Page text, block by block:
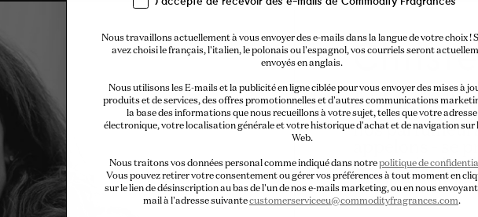
À l'instar d'un
ingrédients
nos
appelons - se
pour créer les
inspirés par
nom.
Nous travaillons actuellement à vous envoyer des e-mails dans la langue de votre choix !
avez choisi le français, l'italien, le polonais ou l'espagnol, vos courriels seront
envoyés en anglais.
Nous utilisons les E-mails et la publicité en ligne ciblée pour vous envoyer des mises à
produits et de services, des offres promotionnelles et d'autres communications
la base des informations que nous recueillons à votre sujet, telles que votre adresse
électronique, votre localisation générale et votre historique d'achat et de navigation sur
Web.
Nous traitons vos données personal comme indiqué dans notrepolitique de
Vous pouvez retirer votre consentement ou gérer vos préférences à tout moment en
sur le lien de désinscription au bas de l'un de nos e-mails marketing, ou en nous envoyant
mail à l'adresse suivantecustomerserviceeu@commodityfragrances.com.